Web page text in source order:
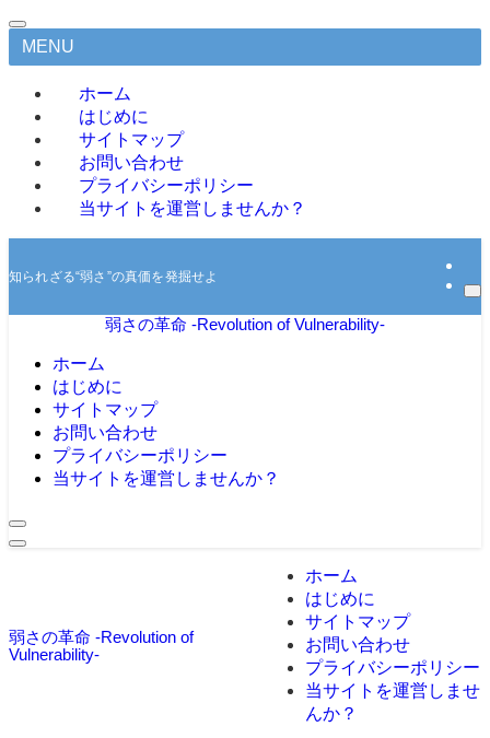
MENU
ホーム
はじめに
サイトマップ
お問い合わせ
プライバシーポリシー
当サイトを運営しませんか？
知られざる“弱さ”の真価を発掘せよ
弱さの革命 -Revolution of Vulnerability-
ホーム
はじめに
サイトマップ
お問い合わせ
プライバシーポリシー
当サイトを運営しませんか？
弱さの革命 -Revolution of
Vulnerability-
ホーム
はじめに
サイトマップ
お問い合わせ
プライバシーポリシー
当サイトを運営しませ
んか？